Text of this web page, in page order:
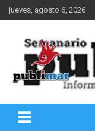
Saltar
al
jueves, agosto 6, 2026
PubliMar